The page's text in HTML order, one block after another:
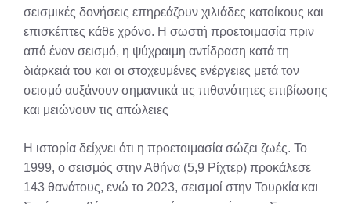
σεισμικές δονήσεις επηρεάζουν χιλιάδες κατοίκους και
επισκέπτες κάθε χρόνο. Η σωστή προετοιμασία πριν
από έναν σεισμό, η ψύχραιμη αντίδραση κατά τη
διάρκειά του και οι στοχευμένες ενέργειες μετά τον
σεισμό αυξάνουν σημαντικά τις πιθανότητες επιβίωσης
και μειώνουν τις απώλειες
Η ιστορία δείχνει ότι η προετοιμασία σώζει ζωές. Το
1999, ο σεισμός στην Αθήνα (5,9 Ρίχτερ) προκάλεσε
143 θανάτους, ενώ το 2023, σεισμοί στην Τουρκία και